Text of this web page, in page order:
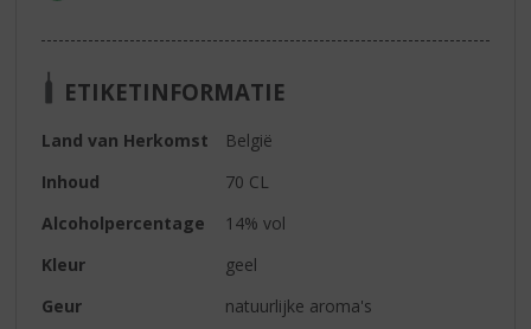
ETIKETINFORMATIE
Land van Herkomst
België
Inhoud
70 CL
Alcoholpercentage
14% vol
Kleur
geel
Geur
natuurlijke aroma's